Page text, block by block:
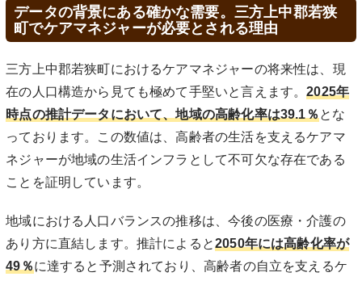
データの背景にある確かな需要。三方上中郡若狭
町でケアマネジャーが必要とされる理由
三方上中郡若狭町におけるケアマネジャーの将来性は、現
在の人口構造から見ても極めて手堅いと言えます。2025年
時点の推計データにおいて、地域の高齢化率は39.1％ とな
っております。この数値は、高齢者の生活を支えるケアマ
ネジャーが地域の生活インフラとして不可欠な存在である
ことを証明しています。
地域における人口バランスの推移は、今後の医療・介護の
あり方に直結します。推計によると2050年には高齢化率が
49％に達すると予測されており、高齢者の自立を支えるケ